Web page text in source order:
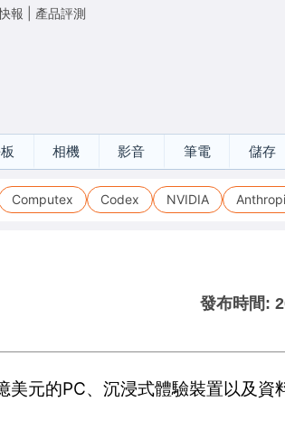
報 產品評測
相機 影音 筆電 儲存
Computex Codex NVIDIA
發布時間:
元的PC、沉浸式體驗裝置以及資